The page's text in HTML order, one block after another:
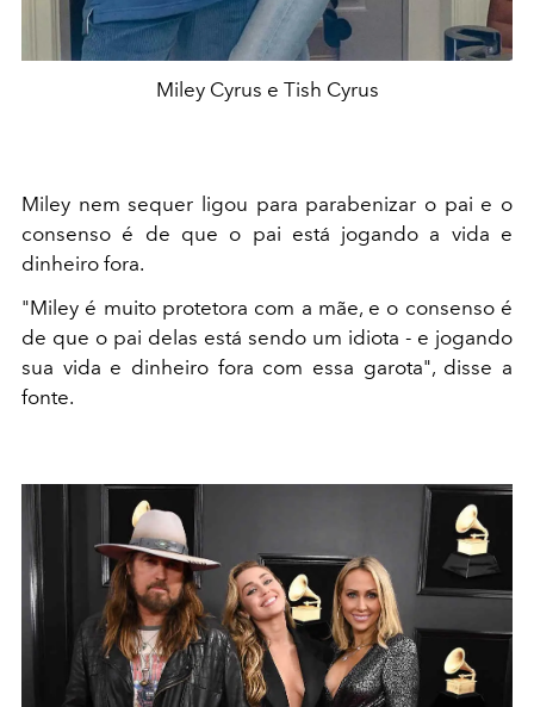
Miley Cyrus e Tish Cyrus
Miley nem sequer ligou para parabenizar o pai e o
consenso é de que o pai está jogando a vida e
dinheiro fora.
"Miley é muito protetora com a mãe, e o consenso é
de que o pai delas está sendo um idiota - e jogando
sua vida e dinheiro fora com essa garota", disse a
fonte.